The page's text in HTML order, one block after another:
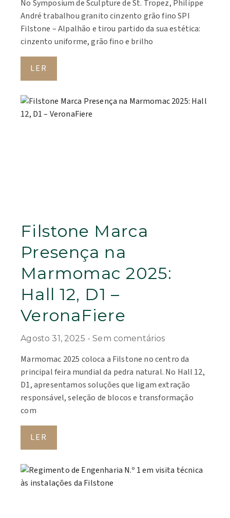
No Symposium de Sculpture de St. Tropez, Philippe
André trabalhou granito cinzento grão fino SPI
Filstone – Alpalhão e tirou partido da sua estética:
cinzento uniforme, grão fino e brilho
LER
Filstone Marca
Presença na
Marmomac 2025:
Hall 12, D1 –
VeronaFiere
Agosto 31, 2025 Sem comentários
Marmomac 2025 coloca a Filstone no centro da
principal feira mundial da pedra natural. No Hall 12,
D1, apresentamos soluções que ligam extração
responsável, seleção de blocos e transformação
com
LER